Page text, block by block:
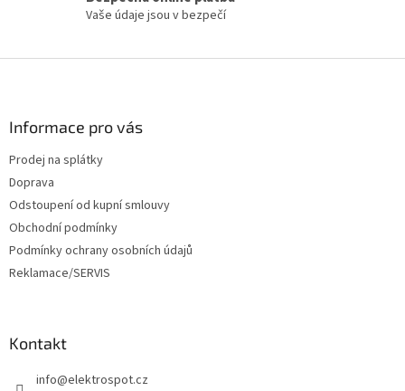
Vaše údaje jsou v bezpečí
Informace pro vás
Prodej na splátky
Doprava
Odstoupení od kupní smlouvy
Obchodní podmínky
Podmínky ochrany osobních údajů
Reklamace/SERVIS
Kontakt
info@elektrospot.cz